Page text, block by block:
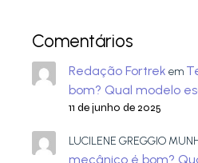
Comentários
Redação Fortrek em
bom? Qual modelo
11 de junho de 2025
LUCILENE GREGGIO
mecânico é bom?